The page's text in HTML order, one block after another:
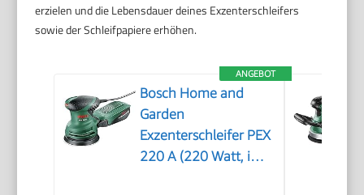
erzielen und die Lebensdauer deines Exzenterschleifers
sowie der Schleifpapiere erhöhen.
ANGEBOT
Bosch Home and
Garden
Exzenterschleifer PEX
220 A (220 Watt, im